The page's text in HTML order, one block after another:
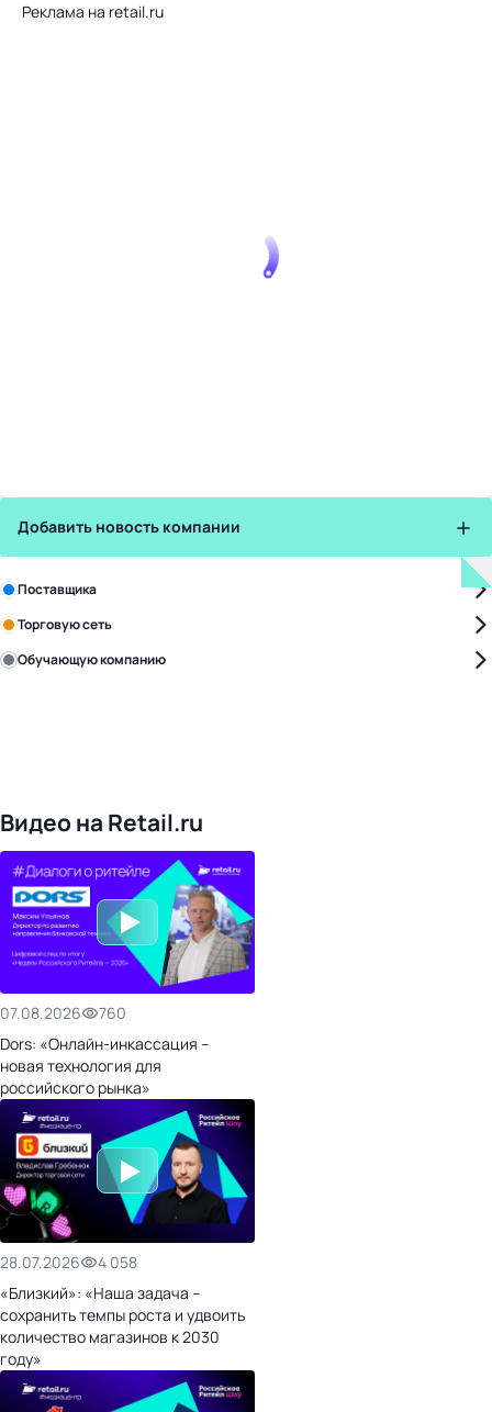
Реклама на retail.ru
Добавить новость компании
Поставщика
Торговую сеть
Обучающую компанию
Видео на Retail.ru
07.08.2026
760
Dors: «Онлайн-инкассация –
новая технология для
российского рынка»
28.07.2026
4 058
«Близкий»: «Наша задача –
сохранить темпы роста и удвоить
количество магазинов к 2030
году»